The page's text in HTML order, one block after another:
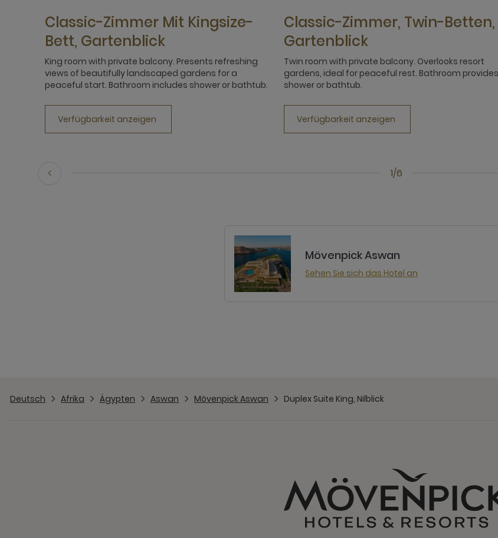
1/6
Classic-Zimmer Mit Kingsize-
Bett, Gartenblick
King room with private balcony. Presents refreshing
views of beautifully landscaped gardens for a
peaceful start. Bathroom includes shower or bathtub.
Verfügbarkeit anzeigen
Classic-Zimmer, Twin-Betten,
Gartenblick
Twin room with private balcony. Overlooks resort
gardens, ideal for peaceful rest. Bathroom provides
shower or bathtub.
Verfügbarkeit anzeigen
Mövenpick Aswan
Sehen Sie sich das Hotel an
Deutsch Afrika Ägypten Aswan Mövenpick Aswan Duplex Suite King, Nilblick